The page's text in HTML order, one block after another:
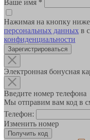
Ваше имя *
Нажимая на кнопку
персональных данных в
конфиденциальности
Зарегистрироваться
Электронная бонусная
Введите номер телефона
Мы отправим вам код в
Телефон:
Изменить номер